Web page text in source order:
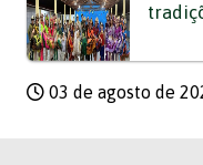
03 de agosto de